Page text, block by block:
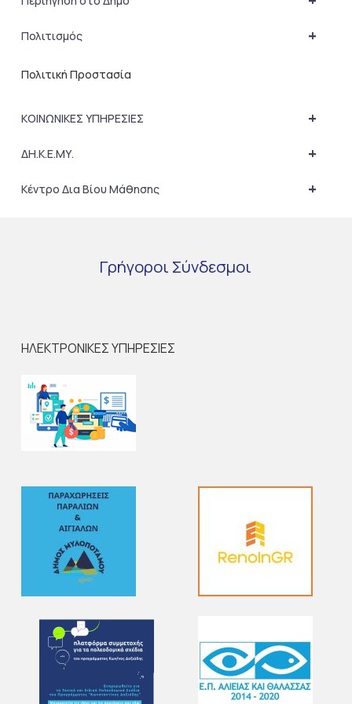
+
Πολιτισμός
Πολιτική Προστασία
+
ΚΟΙΝΩΝΙΚΕΣ ΥΠΗΡΕΣΙΕΣ
+
ΔΗ.Κ.Ε.ΜΥ.
+
Κέντρο Δια Βίου Μάθησης
Γρήγοροι Σύνδεσμοι
ΗΛΕΚΤΡΟΝΙΚΕΣ ΥΠΗΡΕΣΙΕΣ